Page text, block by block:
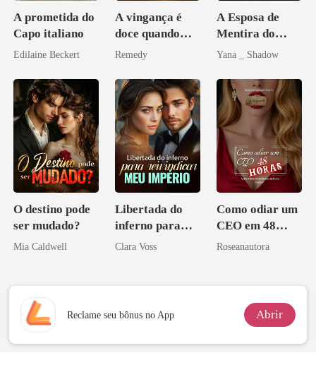
A prometida do
Capo italiano
Edilaine Beckert
A vingança é
doce quando
você é uma
Remedy
A Esposa de
Mentira do
Sottocapo
Yana _ Shadow
O destino pode
ser mudado?
Mia Caldwell
Libertada do
inferno para
reivindicar meu
Clara Voss
Como odiar um
CEO em 48
horas
Roseanautora
Reclame seu bônus no App Abrir